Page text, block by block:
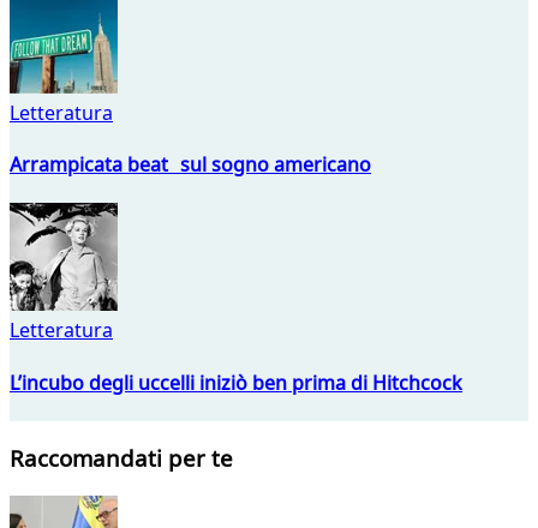
Letteratura
Arrampicata beat sul sogno americano
Letteratura
L’incubo degli uccelli iniziò ben prima di Hitchcock
Raccomandati per te